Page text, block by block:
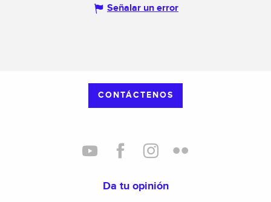
Señalar un error
CONTÁCTENOS
Da tu opinión